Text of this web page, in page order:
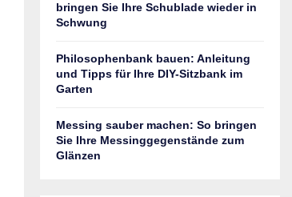
bringen Sie Ihre Schublade wieder in
Schwung
Philosophenbank bauen: Anleitung
und Tipps für Ihre DIY-Sitzbank im
Garten
Messing sauber machen: So bringen
Sie Ihre Messinggegenstände zum
Glänzen